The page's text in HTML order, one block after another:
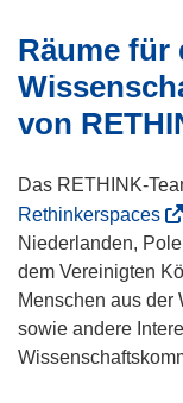
Räume für
von
Das RETHINK-
Rethinkerspaces(
ö
f
f
n
e
Niederlanden,
dem Vereinigten
Menschen aus der
sowie andere